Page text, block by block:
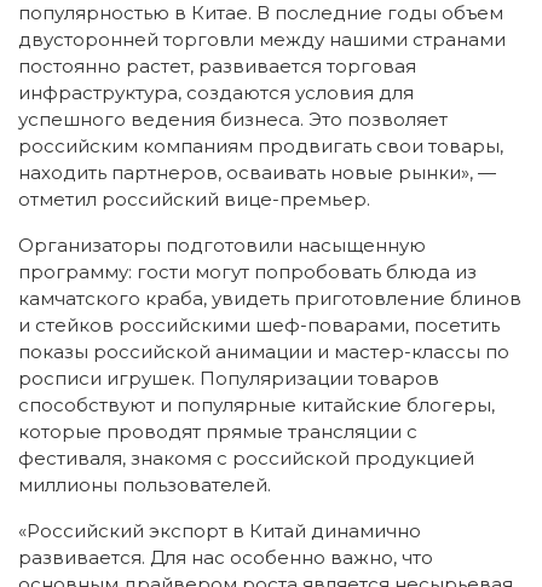
популярностью в Китае. В последние годы объем
двусторонней торговли между нашими странами
постоянно растет, развивается торговая
инфраструктура, создаются условия для
успешного ведения бизнеса. Это позволяет
российским компаниям продвигать свои товары,
находить партнеров, осваивать новые рынки», —
отметил российский вице-премьер.
Организаторы подготовили насыщенную
программу: гости могут попробовать блюда из
камчатского краба, увидеть приготовление блинов
и стейков российскими шеф-поварами, посетить
показы российской анимации и мастер-классы по
росписи игрушек. Популяризации товаров
способствуют и популярные китайские блогеры,
которые проводят прямые трансляции с
фестиваля, знакомя с российской продукцией
миллионы пользователей.
«Российский экспорт в Китай динамично
развивается. Для нас особенно важно, что